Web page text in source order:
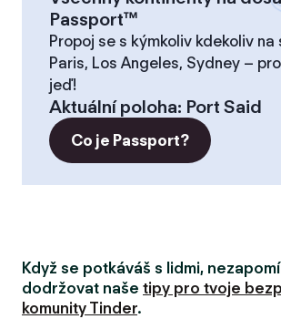
Passport™
Propoj se s kýmkoliv kdekoliv na
Paris, Los Angeles, Sydney –
jeď!
Aktuální poloha: Port Said
Co je Passport?
Když se potkáváš s lidmi,
dodržovat naše tipy pro tvoje
komunity Tinder.